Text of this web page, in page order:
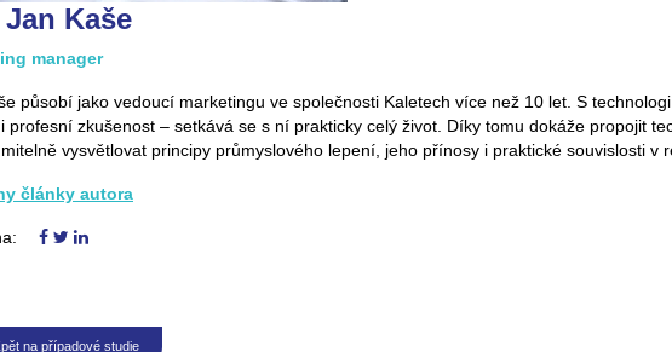
Kaše
manager
působí jako vedoucí marketingu ve společnosti Kaletech více než 10 let. S
profesní zkušenost – setkává se s ní prakticky celý život. Díky tomu dokáže propojit
vysvětlovat principy průmyslového lepení, jeho přínosy i praktické souvislosti v
články autora
na případové studie